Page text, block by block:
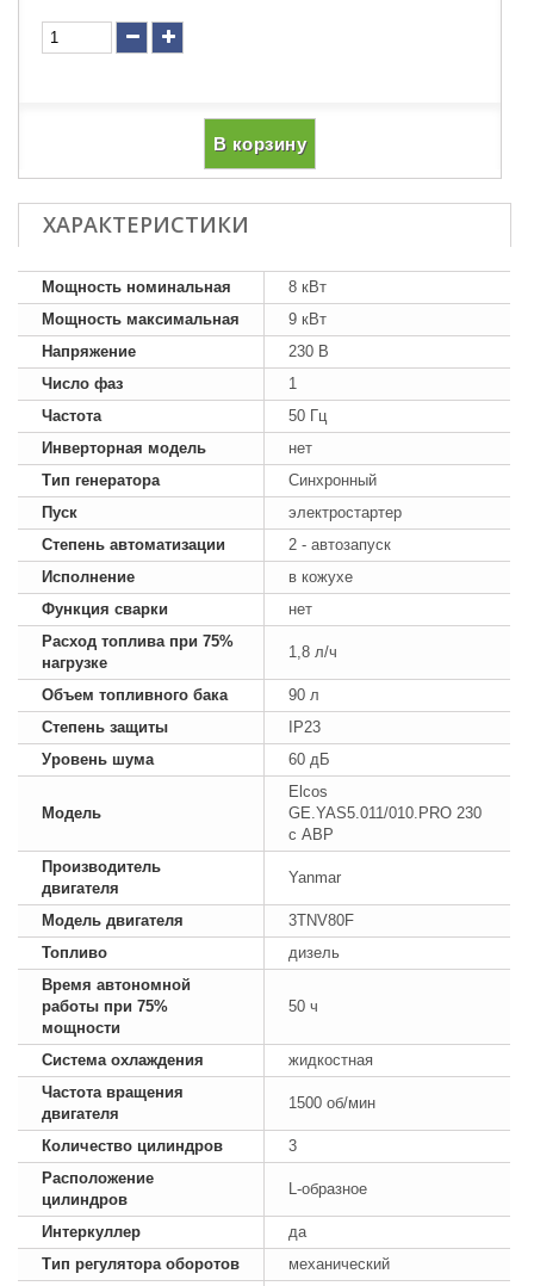
В корзину
ХАРАКТЕРИСТИКИ
Мощность номинальная
8 кВт
Мощность максимальная
9 кВт
Напряжение
230 В
Число фаз
1
Частота
50 Гц
Инверторная модель
нет
Тип генератора
Синхронный
Пуск
электростартер
Степень автоматизации
2 - автозапуск
Исполнение
в кожухе
Функция сварки
нет
Расход топлива при 75%
нагрузке
1,8 л/ч
Объем топливного бака
90 л
Степень защиты
IP23
Уровень шума
60 дБ
Модель
Elcos
GE.YAS5.011/010.PRO 230
с АВР
Производитель
двигателя
Yanmar
Модель двигателя
3TNV80F
Топливо
дизель
Время автономной
работы при 75%
мощности
50 ч
Система охлаждения
жидкостная
Частота вращения
двигателя
1500 об/мин
Количество цилиндров
3
Расположение
цилиндров
L-образное
Интеркуллер
да
Тип регулятора оборотов
механический